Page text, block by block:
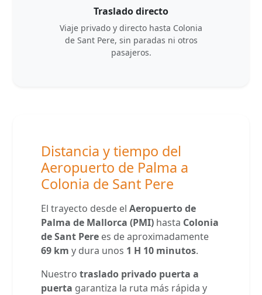
Traslado directo
Viaje privado y directo hasta Colonia
de Sant Pere, sin paradas ni otros
pasajeros.
Distancia y tiempo del
Aeropuerto de Palma a
Colonia de Sant Pere
El trayecto desde el Aeropuerto de
Palma de Mallorca (PMI) hasta Colonia
de Sant Pere es de aproximadamente
69 km y dura unos 1 H 10 minutos.
Nuestro traslado privado puerta a
puerta garantiza la ruta más rápida y